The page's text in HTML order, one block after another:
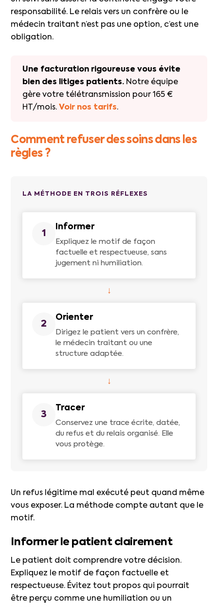
responsabilité. Le relais vers un confrère ou le
médecin traitant n’est pas une option, c’est une
obligation.
Une facturation rigoureuse vous évite
bien des litiges patients. Notre équipe
gère votre télétransmission pour 165 €
HT/mois. Voir nos tarifs.
Comment refuser des soins dans les
règles ?
LA MÉTHODE EN TROIS RÉFLEXES
1
Informer
Expliquez le motif de façon
factuelle et respectueuse, sans
jugement ni humiliation.
↓
2
Orienter
Dirigez le patient vers un confrère,
le médecin traitant ou une
structure adaptée.
↓
3
Tracer
Conservez une trace écrite, datée,
du refus et du relais organisé. Elle
vous protège.
Un refus légitime mal exécuté peut quand même
vous exposer. La méthode compte autant que le
motif.
Informer le patient clairement
Le patient doit comprendre votre décision.
Expliquez le motif de façon factuelle et
respectueuse. Évitez tout propos qui pourrait
être perçu comme une humiliation ou un